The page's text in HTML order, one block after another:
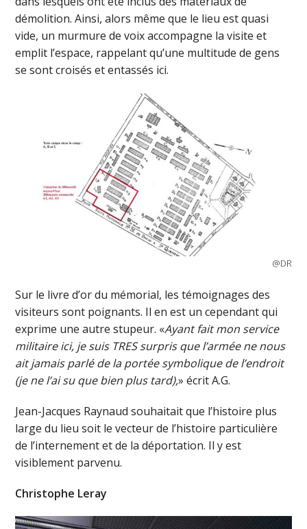
démolition. Ainsi, alors même que le lieu est quasi
vide, un murmure de voix accompagne la visite et
emplit l’espace, rappelant qu’une multitude de gens
se sont croisés et entassés ici.
@DR
Sur le livre d’or du mémorial, les témoignages des
visiteurs sont poignants. Il en est un cependant qui
exprime une autre stupeur. «Ayant fait mon service
militaire ici, je suis TRES surpris que l’armée ne nous
ait jamais parlé de la portée symbolique de l’endroit
(je ne l’ai su que bien plus tard),» écrit A.G.
Jean-Jacques Raynaud souhaitait que l’histoire plus
large du lieu soit le vecteur de l’histoire particulière
de l’internement et de la déportation. Il y est
visiblement parvenu.
Christophe Leray